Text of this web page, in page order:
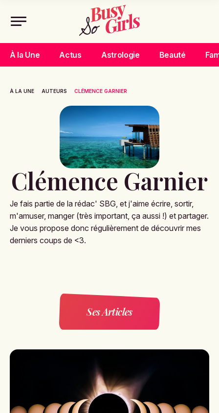
À la Une Actus Astrologie Beauté
À LA UNE AUTEURS CLÉMENCE GARNIER
Clémence Garnier
Je fais partie de la rédac' SBG, et j'aime écrire, sortir,
m'amuser, manger (très important, ça aussi !) et partager.
Je vous propose donc régulièrement de découvrir mes
derniers coups de <3.
Ses Articles